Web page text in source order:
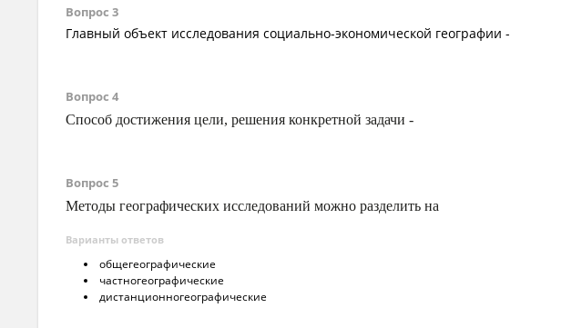
Вопрос 3
Главный объект исследования социально-экономической географии -
Вопрос 4
Способ достижения цели, решения конкретной задачи -
Вопрос 5
Методы географических исследований можно разделить на
Варианты ответов
общегеографические
частногеографические
дистанционногеографические